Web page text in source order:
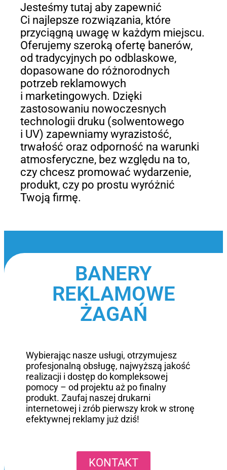
Jesteśmy tutaj aby zapewnić
Ci najlepsze rozwiązania, które
przyciągną uwagę w każdym miejscu.
Oferujemy szeroką ofertę banerów,
od tradycyjnych po odblaskowe,
dopasowane do różnorodnych
potrzeb reklamowych
i marketingowych. Dzięki
zastosowaniu nowoczesnych
technologii druku (solwentowego
i UV) zapewniamy wyrazistość,
trwałość oraz odporność na warunki
atmosferyczne, bez względu na to,
czy chcesz promować wydarzenie,
produkt, czy po prostu wyróżnić
Twoją firmę.
BANERY
REKLAMOWE
ŻAGAŃ
Wybierając nasze usługi, otrzymujesz
profesjonalną obsługę, najwyższą jakość
realizacji i dostęp do kompleksowej
pomocy – od projektu aż po finalny
produkt. Zaufaj naszej drukarni
internetowej i zrób pierwszy krok w stronę
efektywnej reklamy już dziś!
KONTAKT